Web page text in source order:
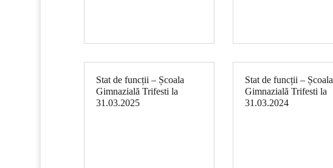
Stat de funcții – Școala
Gimnazială Trifesti la
31.03.2025
Stat de funcții – Școala
Gimnazială Trifesti la
31.03.2024